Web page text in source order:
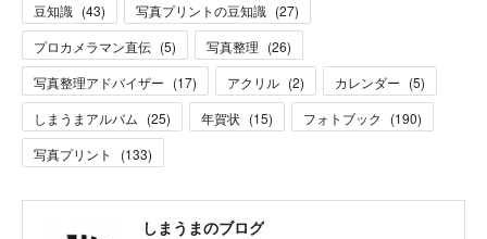
豆知識 (43) 写真プリントの豆知識 (27)
プロカメラマン直伝 (5) 写真整理 (26)
写真整理アドバイザー (17) アクリル (2) カレンダー (5)
しまうまアルバム (25) 年賀状 (15) フォトブック (190)
写真プリント
(133)
しまうまのブログ